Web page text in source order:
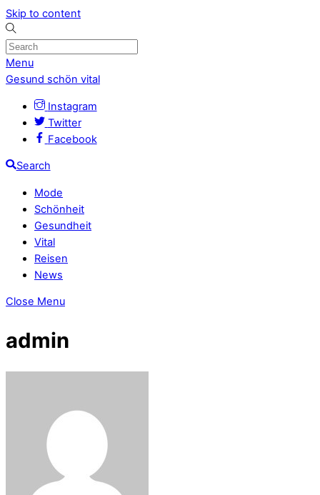
Skip to content
Menu
Gesund schön vital
Instagram
Twitter
Facebook
Search
Mode
Schönheit
Gesundheit
Vital
Reisen
News
Close Menu
admin